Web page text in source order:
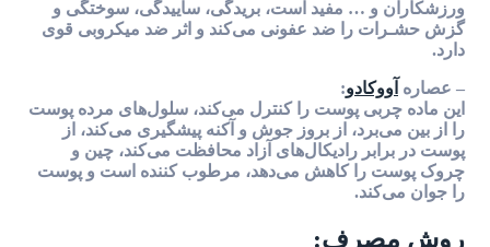
ورزشکاران و … مفید است، بریدگی، ساییدگی، سوختگی و
گزش حشـرات را ضد عفونی می‌کند و اثر ضد میکروبی قوی
دارد.
– عصاره آووکادو:
این ماده چربی پوست را کنترل می‌کند، سلول‌های مرده پوست
را از بین می‌برد، از بروز جوش و آکنه پیشگیری می‌کند، از
پوست در برابر رادیکال‌های آزاد محافظت می‌کند، چین و
چروک پوست را کاهش می‌دهد، مرطوب کننده است و پوست
را جوان می‌کند.
روش مصرف: